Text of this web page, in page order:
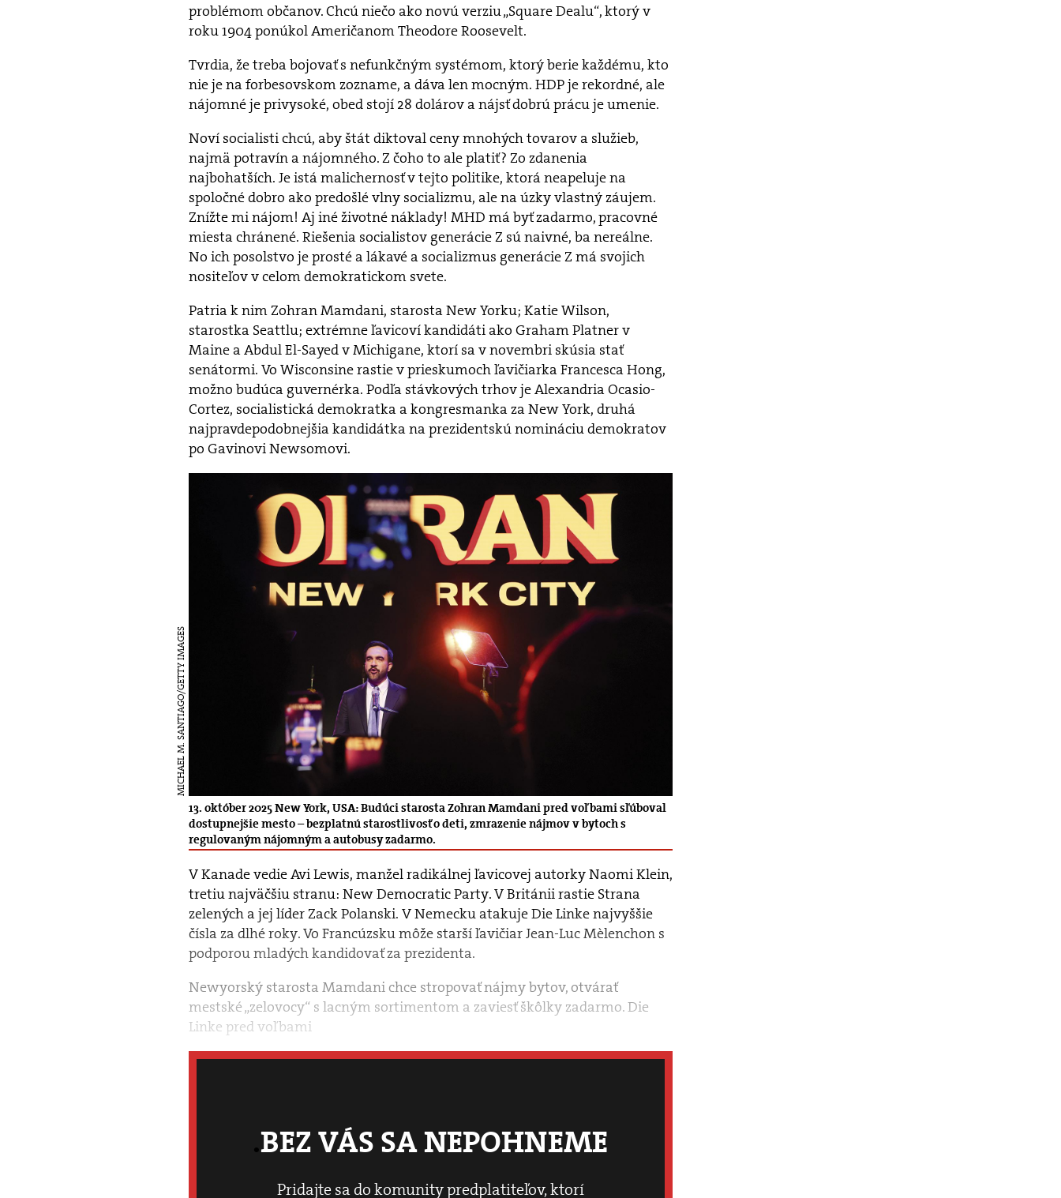
problémom občanov. Chcú niečo ako novú verziu „Square Dealu“, ktorý v
roku 1904 ponúkol Američanom Theodore Roosevelt.
Tvrdia, že treba bojovať s nefunkčným systémom, ktorý berie každému, kto
nie je na forbesovskom zozname, a dáva len mocným. HDP je rekordné, ale
nájomné je privysoké, obed stojí 28 dolárov a nájsť dobrú prácu je umenie.
Noví socialisti chcú, aby štát diktoval ceny mnohých tovarov a služieb,
najmä potravín a nájomného. Z čoho to ale platiť? Zo zdanenia
najbohatších. Je istá malichernosť v tejto politike, ktorá neapeluje na
spoločné dobro ako predošlé vlny socializmu, ale na úzky vlastný záujem.
Znížte mi nájom! Aj iné životné náklady! MHD má byť zadarmo, pracovné
miesta chránené. Riešenia socialistov generácie Z sú naivné, ba nereálne.
No ich posolstvo je prosté a lákavé a socializmus generácie Z má svojich
nositeľov v celom demokratickom svete.
Patria k nim Zohran Mamdani, starosta New Yorku; Katie Wilson,
starostka Seattlu; extrémne ľavicoví kandidáti ako Graham Platner v
Maine a Abdul El-Sayed v Michigane, ktorí sa v novembri skúsia stať
senátormi. Vo Wisconsine rastie v prieskumoch ľavičiarka Francesca Hong,
možno budúca guvernérka. Podľa stávkových trhov je Alexandria Ocasio-
Cortez, socialistická demokratka a kongresmanka za New York, druhá
najpravdepodobnejšia kandidátka na prezidentskú nomináciu demokratov
po Gavinovi Newsomovi.
MICHAEL M. SANTIAGO/GETTY IMAGES
13. október 2025 New York, USA: Budúci starosta Zohran Mamdani pred voľbami sľúboval
dostupnejšie mesto – bezplatnú starostlivosť o deti, zmrazenie nájmov v bytoch s
regulovaným nájomným a autobusy zadarmo.
V Kanade vedie Avi Lewis, manžel radikálnej ľavicovej autorky Naomi Klein,
tretiu najväčšiu stranu: New Democratic Party. V Británii rastie Strana
zelených a jej líder Zack Polanski. V Nemecku atakuje Die Linke najvyššie
čísla za dlhé roky. Vo Francúzsku môže starší ľavičiar Jean-Luc Mèlenchon s
podporou mladých kandidovať za prezidenta.
Newyorský starosta Mamdani chce stropovať nájmy bytov, otvárať
mestské „zelovocy“ s lacným sortimentom a zaviesť škôlky zadarmo. Die
Linke pred voľbami
BEZ VÁS SA NEPOHNEME
Pridajte sa do komunity predplatiteľov, ktorí